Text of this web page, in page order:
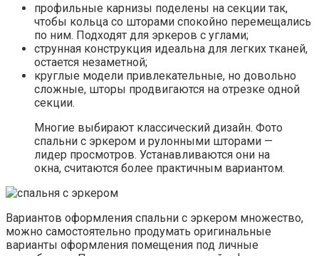
профильные карнизы поделены на секции так,
чтобы кольца со шторами спокойно перемещались
по ним. Подходят для эркеров с углами;
струнная конструкция идеальна для легких тканей,
остается незаметной;
круглые модели привлекательные, но довольно
сложные, шторы продвигаются на отрезке одной
секции.
Многие выбирают классический дизайн. Фото
спальни с эркером и рулонными шторами —
лидер просмотров. Устанавливаются они на
окна, считаются более практичным вариантом.
Вариантов оформления спальни с эркером множество,
можно самостоятельно продумать оригинальные
варианты оформления помещения под личные